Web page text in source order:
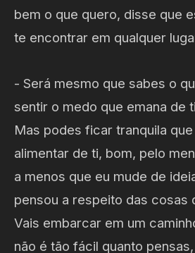
bem o que quero, disse que
te encontrar em qualquer
- Será mesmo que sabes o
sentir o medo que emana de
Mas podes ficar tranquila
alimentar de ti, bom, pelo
a menos que eu mude de
pensou a respeito das cosas
Vais embarcar em um
não é tão fácil quanto